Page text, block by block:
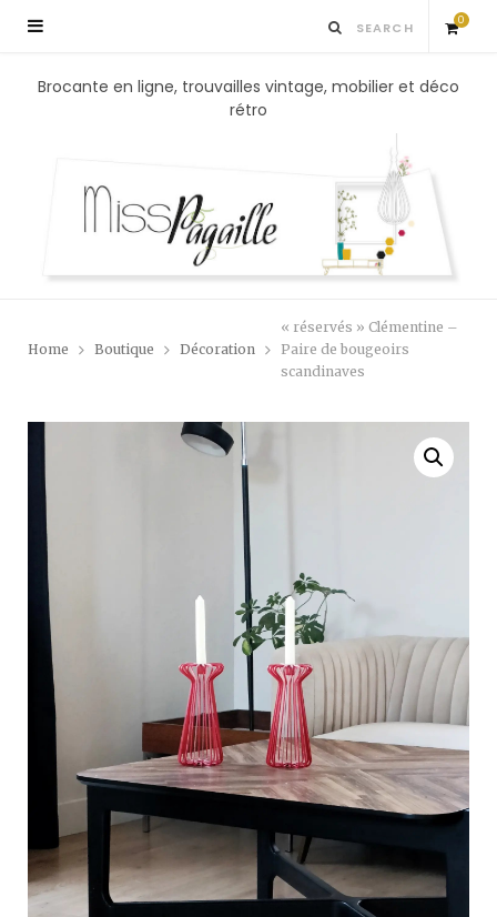
0
S
p
g
t
Brocante en ligne, trouvailles vintage, mobilier et déco
rétro
Home Boutique Décoration
« réservés » Clémentine –
Paire de bougeoirs
scandinaves